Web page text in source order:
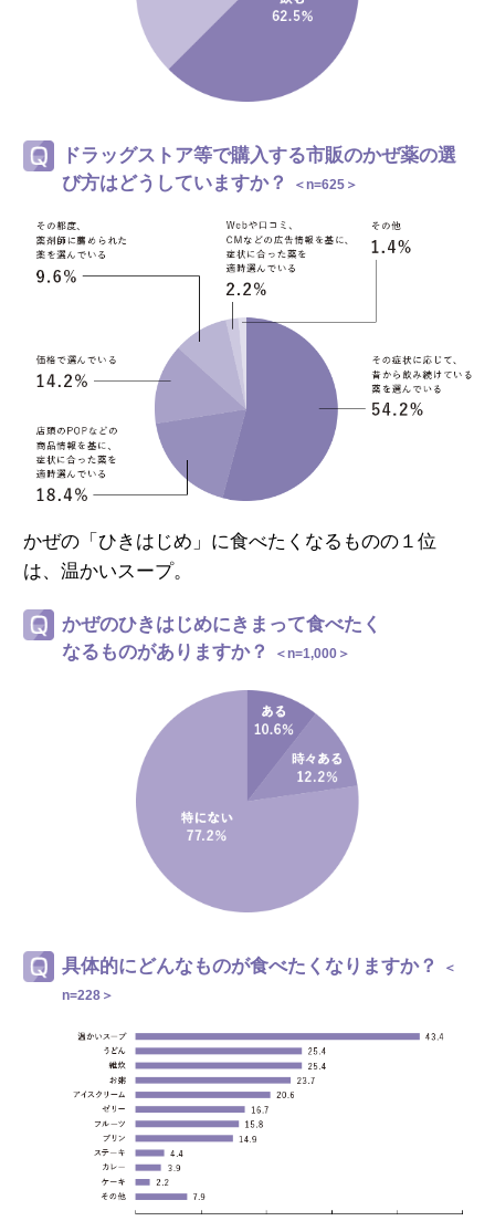
ドラッグストア等で購入する市販のかぜ薬の選
び方はどうしていますか？ ＜n=625＞
かぜの「ひきはじめ」に食べたくなるものの１位
は、 温かいスープ。
かぜのひきはじめにきまって食べたく
なるものがありますか？
＜n=1,000＞
具体的にどんなものが食べたくなりますか？
＜
n=228＞